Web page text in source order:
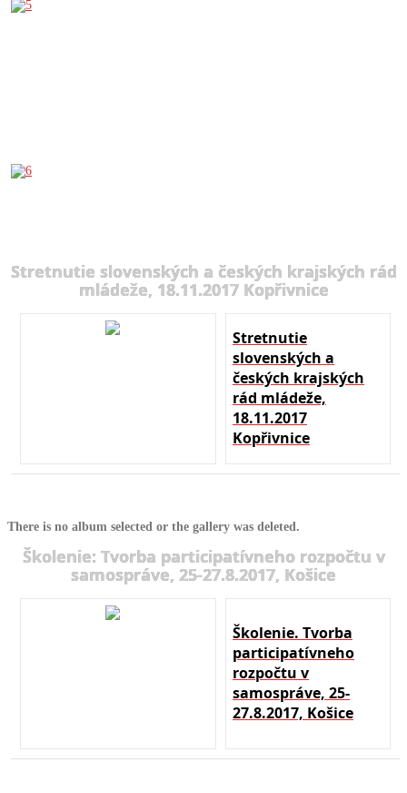
Stretnutie slovenských a českých krajských rád
mládeže, 18.11.2017 Kopřivnice
Stretnutie
slovenských a
českých krajských
rád mládeže,
18.11.2017
Kopřivnice
There is no album selected or the gallery was deleted.
Školenie: Tvorba participatívneho rozpočtu v
samospráve, 25-27.8.2017, Košice
Školenie. Tvorba
participatívneho
rozpočtu v
samospráve, 25-
27.8.2017, Košice